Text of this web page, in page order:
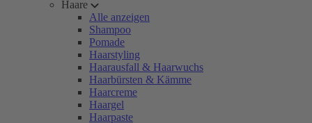
Haare
Alle anzeigen
Shampoo
Pomade
Haarstyling
Haarausfall & Haarwuchs
Haarbürsten & Kämme
Haarcreme
Haargel
Haarpaste